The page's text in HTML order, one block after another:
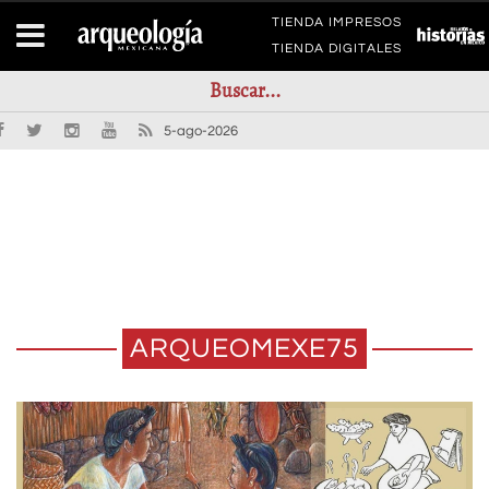
TIENDA IMPRESOS
TIENDA DIGITALES
5-ago-2026
ARQUEOMEXE75